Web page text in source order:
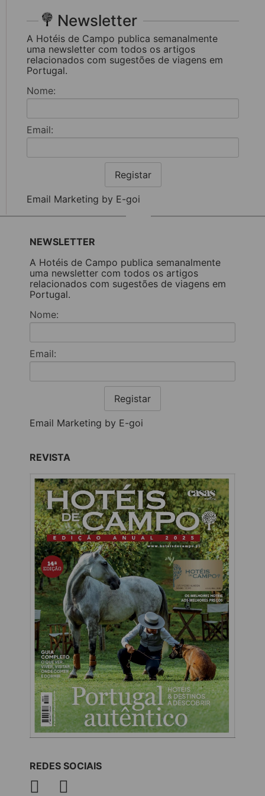
Newsletter
A Hotéis de Campo publica semanalmente
uma newsletter com todos os artigos
relacionados com sugestões de viagens em
Portugal.
Nome:
Email:
Registar
Email Marketing by E-goi
NEWSLETTER
A Hotéis de Campo publica semanalmente
uma newsletter com todos os artigos
relacionados com sugestões de viagens em
Portugal.
Nome:
Email:
Registar
Email Marketing by E-goi
REVISTA
REDES SOCIAIS